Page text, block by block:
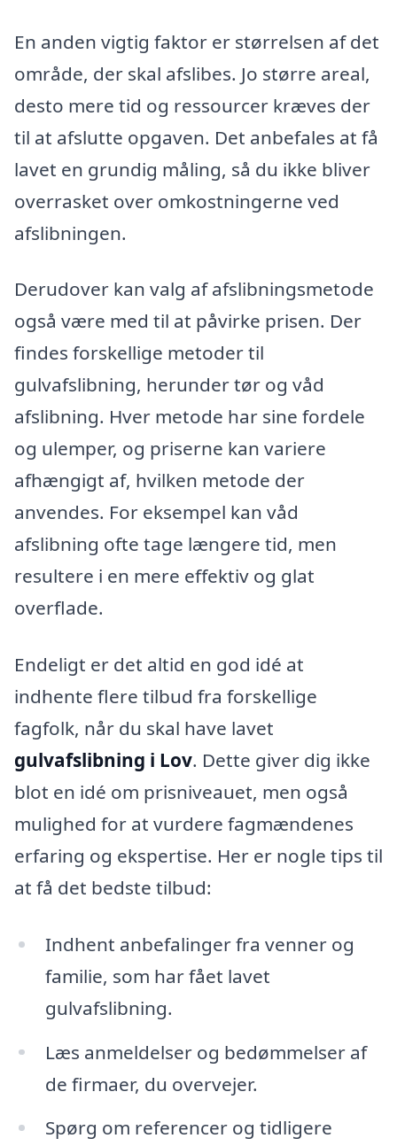
En anden vigtig faktor er størrelsen af det
område, der skal afslibes. Jo større areal,
desto mere tid og ressourcer kræves der
til at afslutte opgaven. Det anbefales at få
lavet en grundig måling, så du ikke bliver
overrasket over omkostningerne ved
afslibningen.
Derudover kan valg af afslibningsmetode
også være med til at påvirke prisen. Der
findes forskellige metoder til
gulvafslibning, herunder tør og våd
afslibning. Hver metode har sine fordele
og ulemper, og priserne kan variere
afhængigt af, hvilken metode der
anvendes. For eksempel kan våd
afslibning ofte tage længere tid, men
resultere i en mere effektiv og glat
overflade.
Endeligt er det altid en god idé at
indhente flere tilbud fra forskellige
fagfolk, når du skal have lavet
gulvafslibning i Lov. Dette giver dig ikke
blot en idé om prisniveauet, men også
mulighed for at vurdere fagmændenes
erfaring og ekspertise. Her er nogle tips til
at få det bedste tilbud:
Indhent anbefalinger fra venner og
familie, som har fået lavet
gulvafslibning.
Læs anmeldelser og bedømmelser af
de firmaer, du overvejer.
Spørg om referencer og tidligere